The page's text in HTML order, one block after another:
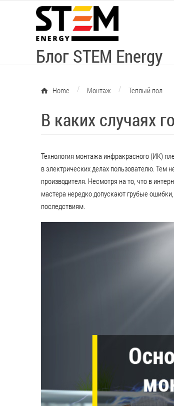
Блог STEM Energy
Home / Монтаж / Теплый пол
В каких случаях
Технология монтажа инфракрасного (ИК)
в электрических делах пользователю. Тем
производителя. Несмотря на то, что в
мастера нередко допускают грубые
последствиям.